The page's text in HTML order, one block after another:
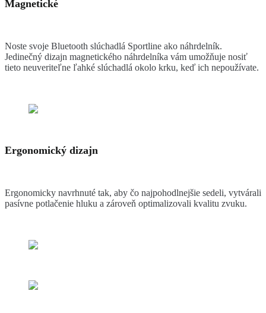
Magnetické
Noste svoje Bluetooth slúchadlá Sportline ako náhrdelník.
Jedinečný dizajn magnetického náhrdelníka vám umožňuje nosiť
tieto neuveriteľne ľahké slúchadlá okolo krku, keď ich nepoužívate.
Ergonomický dizajn
Ergonomicky navrhnuté tak, aby čo najpohodlnejšie sedeli, vytvárali
pasívne potlačenie hluku a zároveň optimalizovali kvalitu zvuku.